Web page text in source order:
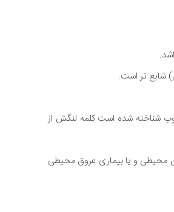
شناخته شده است کلمه لنگش از
محیطی و یا بیماری عروق محیطی